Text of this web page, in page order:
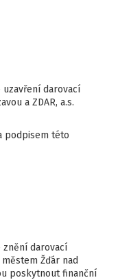
darovací
a ZDAR, a.s.
podpisem této
znění darovací
Žďár nad
poskytnout finanční